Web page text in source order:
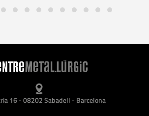
16 - 08202 Sabadell - Barcelona